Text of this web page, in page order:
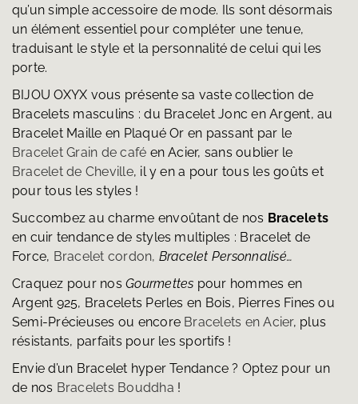
qu’un simple accessoire de mode. Ils sont désormais
un élément essentiel pour compléter une tenue,
traduisant le style et la personnalité de celui qui les
porte.
BIJOU OXYX vous présente sa vaste collection de
Bracelets masculins : du Bracelet Jonc en Argent, au
Bracelet Maille en Plaqué Or en passant par le
Bracelet Grain de café en Acier, sans oublier le
Bracelet de Cheville, il y en a pour tous les goûts et
pour tous les styles !
Succombez au charme envoûtant de nos Bracelets
en cuir tendance de styles multiples : Bracelet de
Force, Bracelet cordon, Bracelet Personnalisé…
Craquez pour nosGourmettes pour hommes en
Argent 925, Bracelets Perles en Bois, Pierres Fines ou
Semi-Précieuses ou encore Bracelets en Acier, plus
résistants, parfaits pour les sportifs !
Envie d’un Bracelet hyper Tendance ? Optez pour un
de nos Bracelets Bouddha !